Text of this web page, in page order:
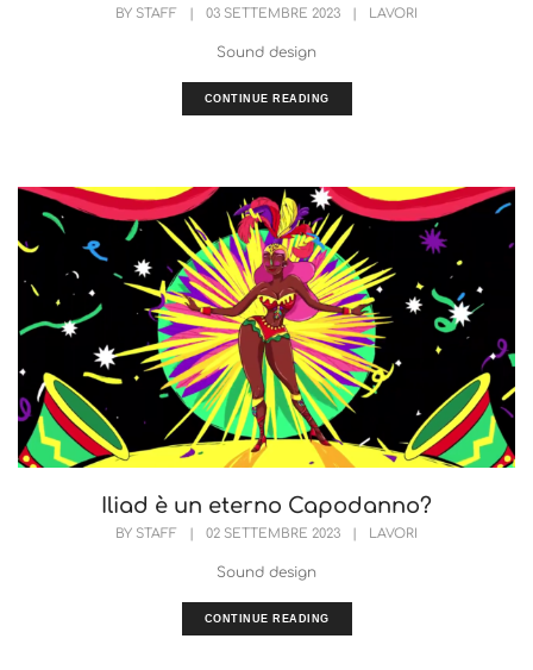
BY STAFF 03 SETTEMBRE 2023 LAVORI
Sound design
CONTINUE READING
Iliad è un eterno Capodanno?
BY STAFF | 02 SETTEMBRE 2023 | LAVORI
Sound design
CONTINUE READING